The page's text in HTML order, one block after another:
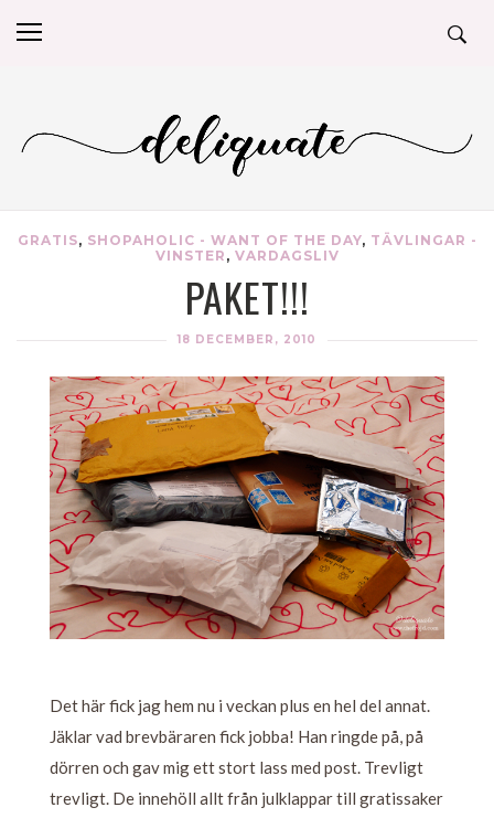
GRATIS, SHOPAHOLIC - WANT OF THE DAY, TÄVLINGAR -
VINSTER , VARDAGSLIV
PAKET!!!
18 DECEMBER, 2010
Det här fick jag hem nu i veckan plus en hel del annat.
Jäklar vad brevbäraren fick jobba! Han ringde på, på
dörren och gav mig ett stort lass med post. Trevligt
trevligt. De innehöll allt från julklappar till gratissaker